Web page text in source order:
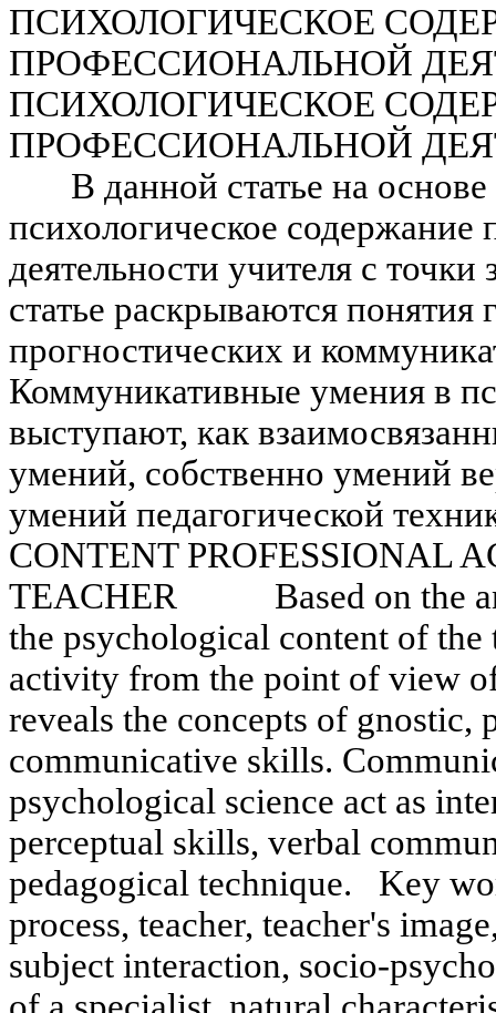
ПСИХОЛОГИЧЕСКОЕ
ПРОФЕССИОНАЛЬНОЙ
ПСИХОЛОГИЧЕСКОЕ
ПРОФЕССИОНАЛЬНОЙ
В данной статье на основе
психологическое содержание
деятельности учителя с
статье раскрываются понятия
прогностических и
Коммуникативные умения в
выступают, как
умений, собственно умений
умений педагогической
CONTENT PROFESSIONAL
TEACHER Based on the
the psychological content of the
activity from the point of view
reveals the concepts of gnostic,
communicative skills.
psychological science act as
perceptual skills, verbal
pedagogical technique. Key
process, teacher, teacher's
subject interaction, socio-